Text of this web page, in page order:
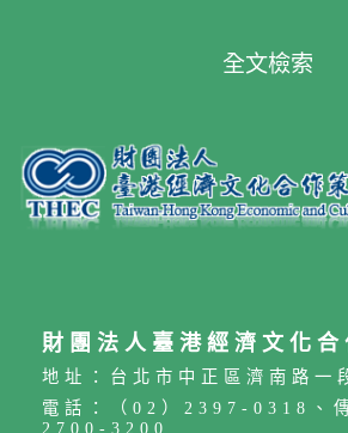
全文檢索
財團法人臺港經濟文化合
地址：台北市中正區濟南路一
電話：（02）2397-0318、
2700-3200